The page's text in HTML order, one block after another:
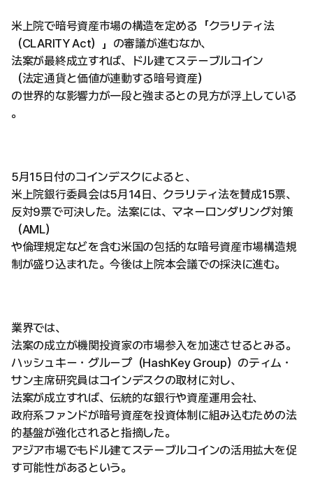
米上院で暗号資産市場の構造を定める「クラリティ法
（CLARITY Act）」の審議が進むなか、
法案が最終成立すれば、ドル建てステーブルコイン
（法定通貨と価値が連動する暗号資産）
の世界的な影響力が一段と強まるとの見方が浮上している
。
5月15日付のコインデスクによると、
米上院銀行委員会は5月14日、クラリティ法を賛成15票、
反対9票で可決した。法案には、マネーロンダリング対策
（AML）
や倫理規定などを含む米国の包括的な暗号資産市場構造規
制が盛り込まれた。今後は上院本会議での採決に進む。
業界では、
法案の成立が機関投資家の市場参入を加速させるとみる。
ハッシュキー・グループ（HashKey Group）のティム・
サン主席研究員はコインデスクの取材に対し、
法案が成立すれば、伝統的な銀行や資産運用会社、
政府系ファンドが暗号資産を投資体制に組み込むための法
的基盤が強化されると指摘した。
アジア市場でもドル建てステーブルコインの活用拡大を促
す可能性があるという。